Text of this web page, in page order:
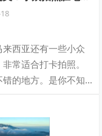
西亚还有一些小众
常适合打卡拍照。
的地方。是你不知